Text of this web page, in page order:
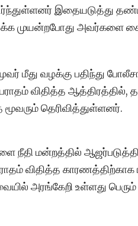
இதையடுத்து
முயன்றபோது அவர்களை
மீது வழக்கு பதிந்து
விதித்த
தெரிவித்துள்ளனர்.
நீதி மன்றத்தில் ஆஜர்படுத்தி
விதித்த காரணத்திற்காக
அரங்கேறி உள்ளது பெரும்